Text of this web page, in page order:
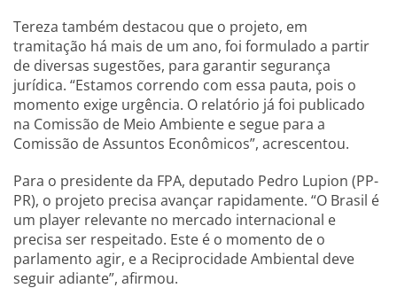
Tereza também destacou que o projeto, em
tramitação há mais de um ano, foi formulado a partir
de diversas sugestões, para garantir segurança
jurídica. “Estamos correndo com essa pauta, pois o
momento exige urgência. O relatório já foi publicado
na Comissão de Meio Ambiente e segue para a
Comissão de Assuntos Econômicos”, acrescentou.
Para o presidente da FPA, deputado Pedro Lupion (PP-
PR), o projeto precisa avançar rapidamente. “O Brasil é
um player relevante no mercado internacional e
precisa ser respeitado. Este é o momento de o
parlamento agir, e a Reciprocidade Ambiental deve
seguir adiante”, afirmou.